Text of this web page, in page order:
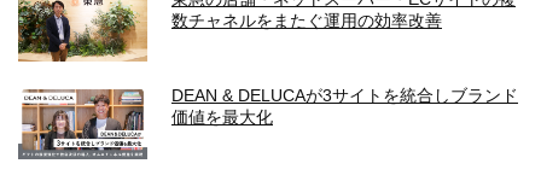
数チャネルをまたぐ運用の効率改善
DEAN & DELUCAが3サイトを統合しブランド
価値を最大化